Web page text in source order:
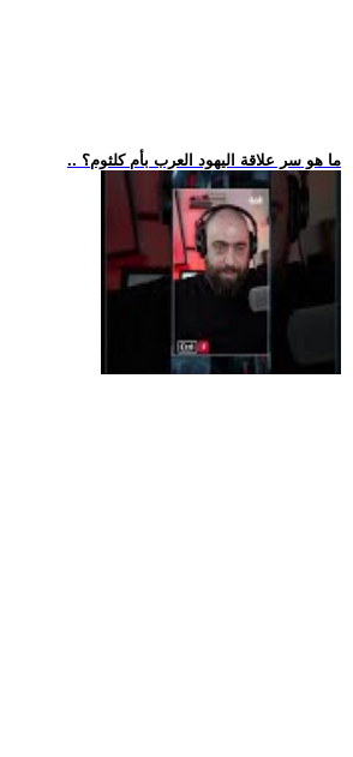
.. ما هو سر علاقة اليهود العرب بأم كلثوم؟